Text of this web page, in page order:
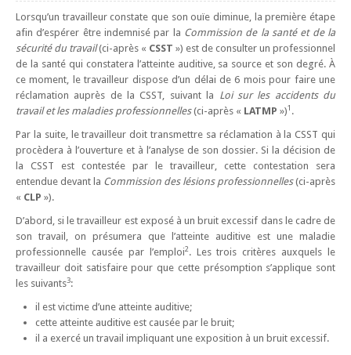
Saviez-vous que…
Nous joindre
Lorsqu’un travailleur constate que son ouïe diminue, la première étape
afin d’espérer être indemnisé par la Commission de la santé et de la
sécurité du travail(ci-après « CSST ») est de consulter un professionnel
de la santé qui constatera l’atteinte auditive, sa source et son degré. À
ce moment, le travailleur dispose d’un délai de 6 mois pour faire une
réclamation auprès de la CSST, suivant la Loi sur les accidents du
travail et les maladies professionnelles(ci-après « LATMP »)1 .
Par la suite, le travailleur doit transmettre sa réclamation à la CSST qui
procèdera à l’ouverture et à l’analyse de son dossier. Si la décision de
la CSST est contestée par le travailleur, cette contestation sera
entendue devant la Commission des lésions professionnelles(ci-après
« CLP »).
D’abord, si le travailleur est exposé à un bruit excessif dans le cadre de
son travail, on présumera que l’atteinte auditive est une maladie
professionnelle causée par l’emploi2. Les trois critères auxquels le
travailleur doit satisfaire pour que cette présomption s’applique sont
les suivants3:
il est victime d’une atteinte auditive;
cette atteinte auditive est causée par le bruit;
il a exercé un travail impliquant une exposition à un bruit excessif.